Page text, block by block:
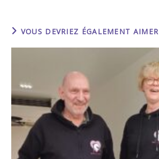
VOUS DEVRIEZ ÉGALEMENT AIMER